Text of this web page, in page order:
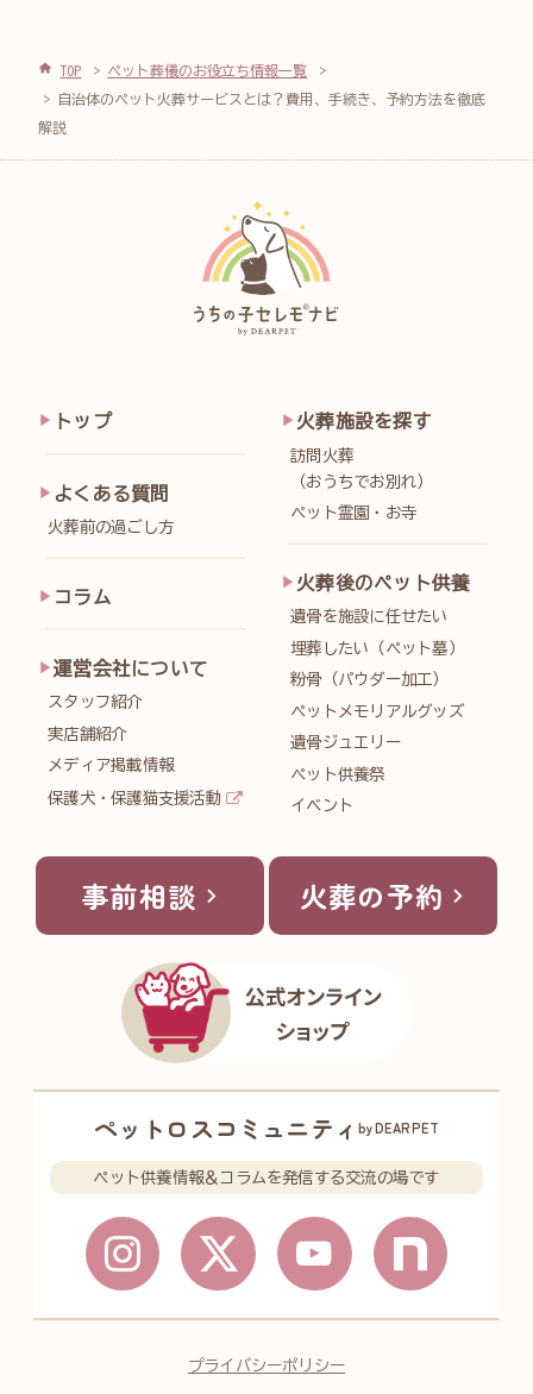
TOP
ペット葬儀のお役立ち情報一覧
自治体のペット火葬サービスとは？費用、手続き、予約方法を徹底
解説
トップ
よくある質問
火葬前の過ごし方
コラム
運営会社について
スタッフ紹介
実店舗紹介
メディア掲載情報
保護犬・保護猫支援活動
火葬施設を探す
訪問火葬
（おうちでお別れ）
ペット霊園・お寺
火葬後のペット供養
遺骨を施設に任せたい
埋葬したい（ペット墓）
粉骨（パウダー加工）
ペットメモリアルグッズ
遺骨ジュエリー
ペット供養祭
イベント
事前相談 火葬の予約
プライバシーポリシー
ペットロスコミュニティbyDEARPET
ペット供養情報＆コラムを発信する交流の場です